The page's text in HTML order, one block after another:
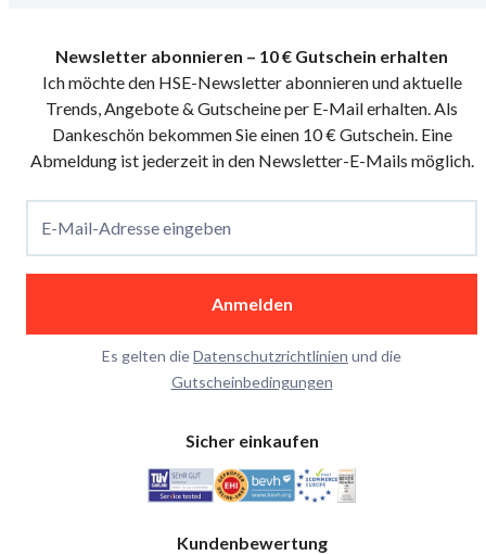
Newsletter abonnieren – 10 € Gutschein erhalten
Ich möchte den HSE-Newsletter abonnieren und aktuelle
Trends, Angebote & Gutscheine per E-Mail erhalten. Als
Dankeschön bekommen Sie einen 10 € Gutschein. Eine
Abmeldung ist jederzeit in den Newsletter-E-Mails möglich.
E-Mail-Adresse eingeben
Anmelden
Es gelten dieDatenschutzrichtlinien und die
Gutscheinbedingungen
Sicher einkaufen
Kundenbewertung